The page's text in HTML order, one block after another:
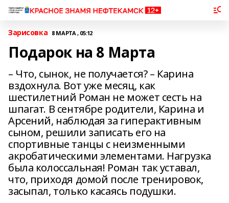
Зарисовка 8 МАРТА , 05:12
Подарок на 8 Марта
– Что, сынок, не получается? – Карина
вздохнула. Вот уже месяц, как
шестилетний Роман не может сесть на
шпагат. В сентябре родители, Карина и
Арсений, наблюдая за гиперактивным
сыном, решили записать его на
спортивные танцы с неизменными
акробатическими элементами. Нагрузка
была колоссальная! Роман так уставал,
что, приходя домой после тренировок,
засыпал, только касаясь подушки.